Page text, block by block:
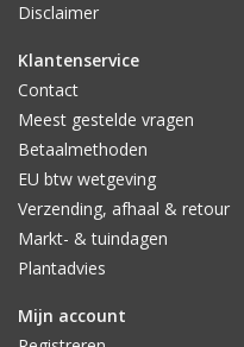
Disclaimer
Klantenservice
Contact
Meest gestelde vragen
Betaalmethoden
EU btw wetgeving
Verzending, afhaal & retour
Markt- & tuindagen
Plantadvies
Mijn account